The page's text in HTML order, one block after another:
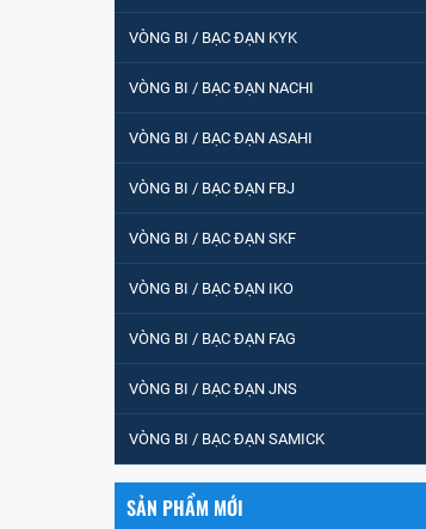
VÒNG BI / BẠC ĐẠN KYK
VÒNG BI / BẠC ĐẠN NACHI
VÒNG BI / BẠC ĐẠN ASAHI
VÒNG BI / BẠC ĐẠN FBJ
VÒNG BI / BẠC ĐẠN SKF
VÒNG BI / BẠC ĐẠN IKO
VÒNG BI / BẠC ĐẠN FAG
VÒNG BI / BẠC ĐẠN JNS
VÒNG BI / BẠC ĐẠN SAMICK
SẢN PHẨM MỚI
Vòng bi / Bạc đạn
VÒNG BI PHS20
5200
VÒNG BI / BẠC ĐẠN
CHÀ TRÒN 51105
VÒNG BI / BẠC ĐẠN
CỐT BƠM NƯỚC